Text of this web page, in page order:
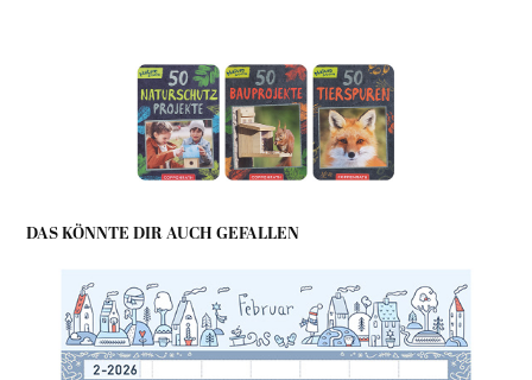
DAS KÖNNTE DIR AUCH GEFALLEN